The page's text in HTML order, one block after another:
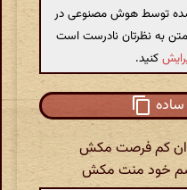
توسط هوش مصنوعی در
متن به نظرتان نادرست است
کنید.
ساده
کم فرصت مکش
چشم خود منت مکش